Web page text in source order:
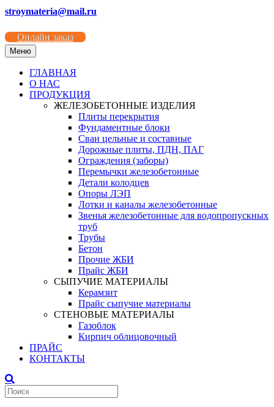
stroymateria@mail.ru
Онлайн заказ
Меню
ГЛАВНАЯ
О НАС
ПРОДУКЦИЯ
ЖЕЛЕЗОБЕТОННЫЕ ИЗДЕЛИЯ
Плиты перекрытия
Фундаментные блоки
Сваи цельные и составные
Дорожные плиты, ПДН, ПАГ
Ограждения (заборы)
Перемычки железобетонные
Детали колодцев
Опоры ЛЭП
Лотки и каналы железобетонные
Звенья железобетонные для водопропускных
труб
Трубы
Бетон
Прочие ЖБИ
Прайс ЖБИ
СЫПУЧИЕ МАТЕРИАЛЫ
Керамзит
Прайс сыпучие материалы
СТЕНОВЫЕ МАТЕРИАЛЫ
Газоблок
Кирпич облицовочный
ПРАЙС
КОНТАКТЫ